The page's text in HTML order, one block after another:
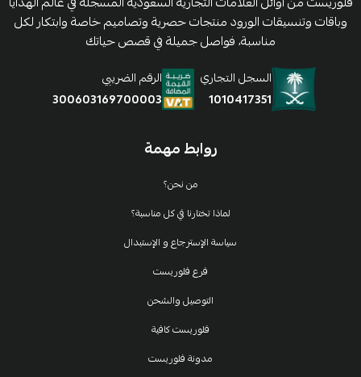
روابط مهمة
من نحن؟
لماذا تختارنا في كل مناسبة؟
سياسة الإسترجاع و الإستبدال
فرع فلوريست
التوصيل والشحن
فلوريست كافية
مدونة فلوريست
وباقات وتنسيقات الورود منتجات حصرية وتصاميم خاصة وابتكار لكل
مناسبة، فواصل جميلة في قصص حياتك
السجل التجاري
1010417351
الرقم الضريبي
300603169700003